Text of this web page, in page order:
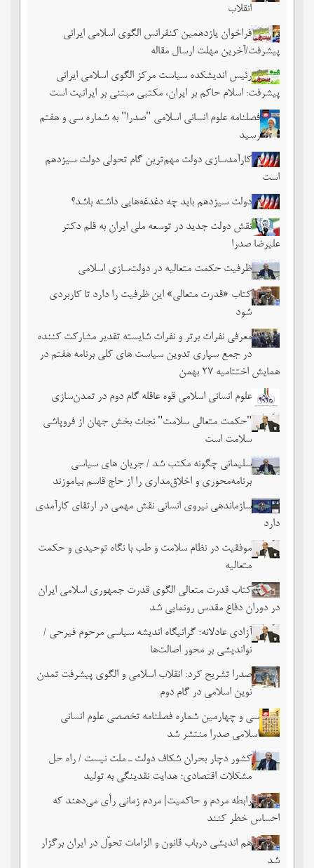
انقلاب
فراخوان یازدهمین کنفرانس الگوی اسلامی ایرانی
پیشرفت/آخرین مهلت ارسال مقاله
رئیس اندیشکده سیاست مرکز الگوی اسلامی ایرانی
پیشرفت: اسلام حاکم بر ایران، مکتبی مبتنی بر ایرانیت است
فصلنامه علوم انسانی اسلامی "صدرا" به شماره سی و هفتم
رسید
کارآمدسازی دولت مهم‌ترین گام تحولی دولت سیزدهم
است
دولت سیزدهم باید چه دغدغه‌هایی داشته باشد؟
نقش دولت جدید در توسعه ملی ایران به قلم دکتر
علیرضا صدرا
ظرفیت حکمت متعالیه در دولت‌سازی اسلامی
کتاب «قدرت متعالی» این ظرفیت را دارد تا کاربردی
شود
معرفی نفرات برتر و نفرات شایسته تقدیر مشارکت کننده
در جمع سپاری تدوین سیاست های کلی برنامه هفتم در
همایش اختتامیه ۲۷ بهمن
علوم انسانی اسلامی قوه عاقله گام دوم در تمدن‌سازی
"حکمت متعالی سلامت" نجات بخش جهان از فروپاشی
سلامت است
سلیمانی چگونه مکتب شد / جریان های سیاسی
برنامه‌محوری و اخلاق‌مداری را از حاج قاسم بیاموزند
سازماندهی نیروی انسانی نقش مهمی در ارتقای کارآمدی
دارد
موفقیت در نظام سلامت و طب با نگاه توحیدی و حکمت
متعالیه
کتاب قدرت متعالی الگوی قدرت جمهوری اسلامی ایران
در دوران دفاع مقدس رونمایی شد
آزادی عادلانه؛ گرانیگاه اندیشه سیاسی مرحوم فیرحی /
نواندیشی بر محور اصالت‌ها
صدرا تشریح کرد: انقلاب اسلامی و الگوی پیشرفت تمدن
نوین اسلامی در گام دوم
سی و چهارمین شماره فصلنامه تخصصی علوم انسانی
اسلامی صدرا منتشر شد
کشور دچار بحران شکاف دولت ـ ملت نیست / راه حل
مشکلات اقتصادی؛ هدایت نقدینگی به تولید
رابطه مردم و حاکمیت| مردم زمانی رأی می‌دهند که
احساس خطر ‌کنند
هم اندیشی درباب قانون و الزامات تحوّل در ایران برگزار
شد